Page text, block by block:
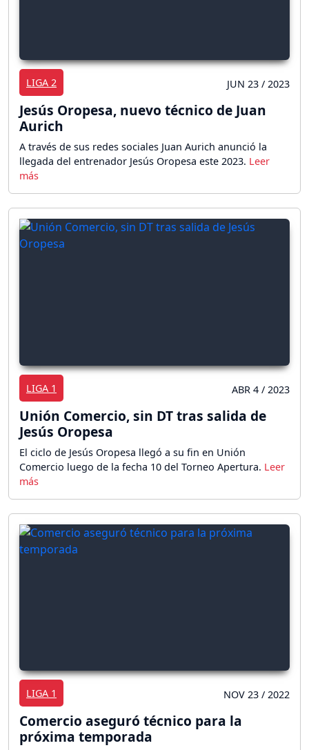
LIGA 2 JUN 23 / 2023
Jesús Oropesa, nuevo técnico de Juan
Aurich
A través de sus redes sociales Juan Aurich anunció la
llegada del entrenador Jesús Oropesa este 2023.
LIGA 1 ABR 4 / 2023
Unión Comercio, sin DT tras salida de
Jesús Oropesa
El ciclo de Jesús Oropesa llegó a su fin en Unión
Comercio luego de la fecha 10 del Torneo Apertura.
LIGA 1 NOV 23 / 2022
Comercio aseguró técnico para la
próxima temporada